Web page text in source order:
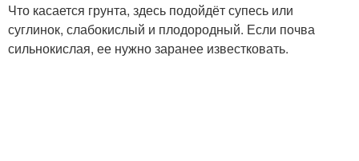
Что касается грунта, здесь подойдёт супесь или
суглинок, слабокислый и плодородный. Если почва
сильнокислая, ее нужно заранее известковать.